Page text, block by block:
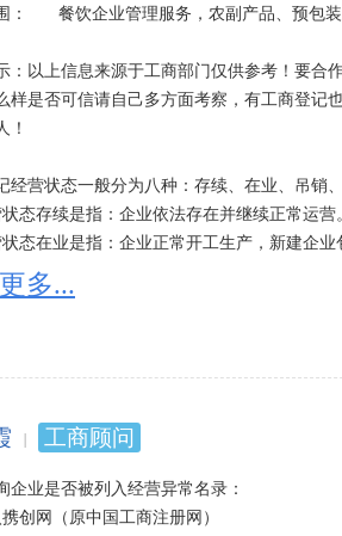
售，餐饮服务。
：以上信息来源于工商部门仅供参考！要合
样是否可信请自己多方面考察，有工商登记
！
经营状态一般分为八种：存续、在业、吊销
状态存续是指：企业依法存在并继续正常运
态在业是指：企业正常开工生产，新建企
份可能有细微的区别，一般在营、正常、经
态吊销;未注销是指：吊销企业营业执照，
状态停业是指：由某种原因，企业在期末处
、债务进行全面清查，并进行收取债权，清
多...
工商顾问
企业是否被列入经营异常名录：
创网（原中国工商注册网）